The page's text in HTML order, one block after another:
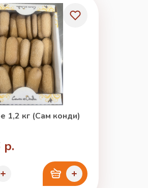
1,2 кг (Сам конди)
р.